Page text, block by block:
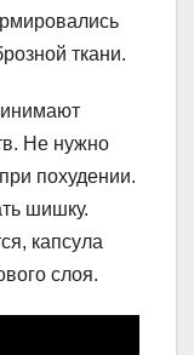
ткани.
Не нужно
похудении.
шишку.
капсула
слоя.